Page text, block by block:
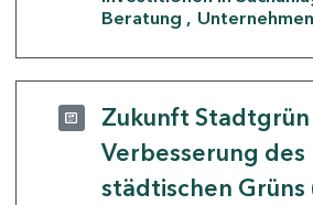
Beratung
Zukunft Stadtgrün
Verbesserung des
städtischen Grüns